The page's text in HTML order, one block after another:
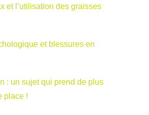
et l’utilisation des graisses
et blessures en
: un sujet qui prend de plus
place !